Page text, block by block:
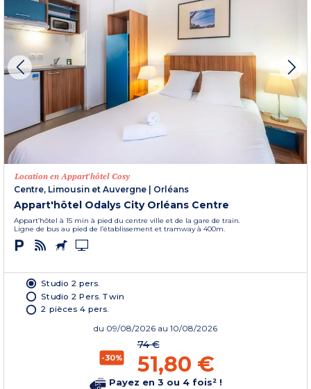
Location en Appart'hôtel Cosy
Centre, Limousin et Auvergne
Orléans
Appart'hôtel Odalys City Orléans Centre
Appart’hôtel à 15 min à pied du centre ville et de la gare de train.
Ligne de bus au pied de l’établissement et tramway à 400m.
Studio 2 pers.
Studio 2 Pers. Twin
2 pièces 4 pers.
du 09/08/2026 au 10/08/2026
-30%
74 €
51,80 €
Payez en 3 ou 4 fois² !